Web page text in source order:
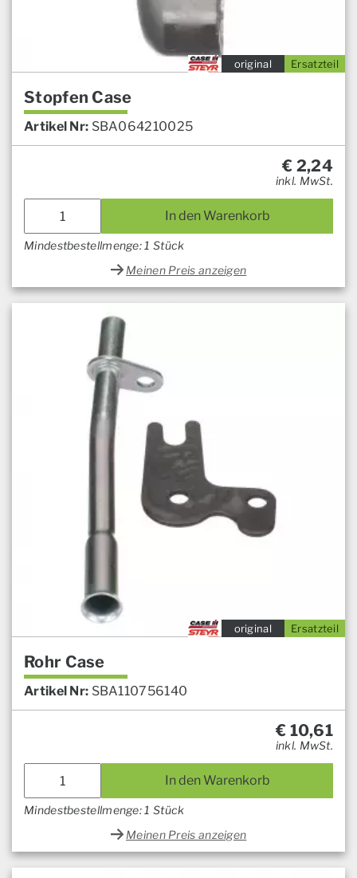
Ersatzteil
original
Stopfen Case
Artikel Nr: SBA064210025
€ 2,24
inkl. MwSt.
In den Warenkorb
Mindestbestellmenge: 1 Stück
Meinen Preis anzeigen
Ersatzteil
original
Rohr Case
Artikel Nr: SBA110756140
€ 10,61
inkl. MwSt.
In den Warenkorb
Mindestbestellmenge: 1 Stück
Meinen Preis anzeigen